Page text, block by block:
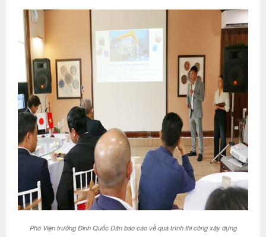
Phó Viện trưởng Đinh Quốc Dân báo cáo về quá trình thi công xây dựng